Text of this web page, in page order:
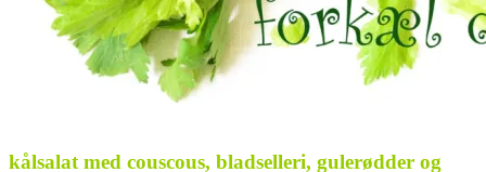
kålsalat med couscous, bladselleri, gulerødder og